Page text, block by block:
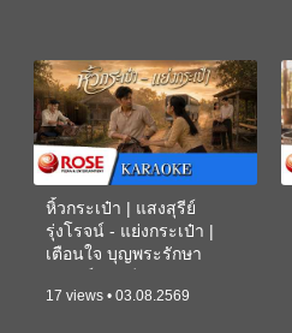
หิ้วกระเป๋า | แสงสุรีย์
รุ่งโรจน์ - แย่งกระเป๋า |
เตือนใจ บุญพระรักษา
17 views • 03.08.2569